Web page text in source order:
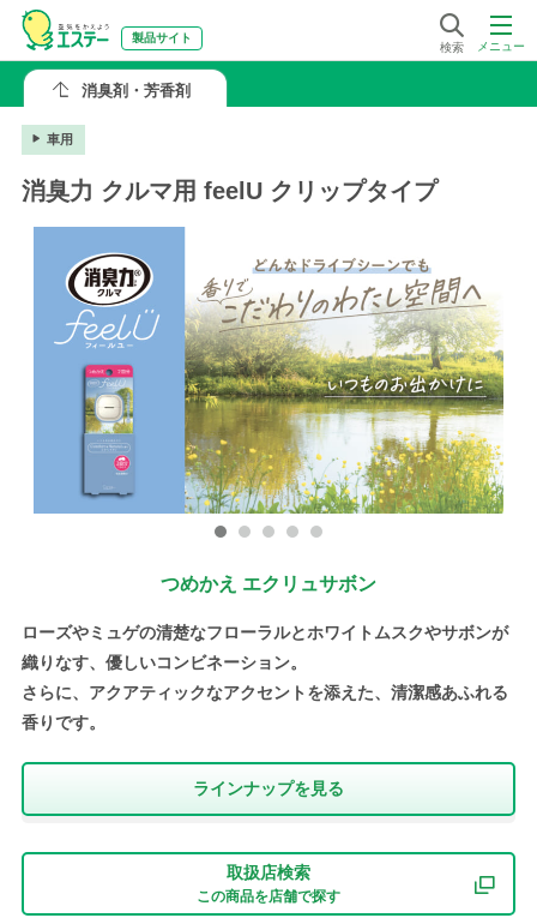
メニュー
検索
製品サイト
消臭剤・芳香剤
車用
消臭力 クルマ用 feelU クリップタイプ
つめかえ エクリュサボン
ローズやミュゲの清楚なフローラルとホワイトムスクやサボンが
織りなす、優しいコンビネーション。
さらに、アクアティックなアクセントを添えた、清潔感あふれる
香りです。
ラインナップを⾒る
取扱店検索
この商品を店舗で探す